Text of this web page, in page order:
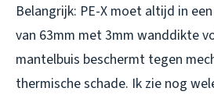
Belangrijk: PE-X moet altijd in
van 63mm met 3mm wanddikte
mantelbuis beschermt tegen
thermische schade. Ik zie nog